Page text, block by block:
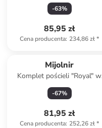
-63%
85,95 zł
Cena producenta: 234,86 zł*
Mijolnir
Komplet pościeli "Royal" w
kolorze białym ze wzorem
-67%
81,95 zł
Cena producenta: 252,26 zł*